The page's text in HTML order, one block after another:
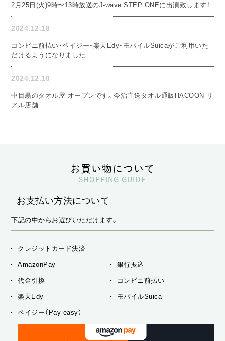
2月25日(火)9時〜13時放送のJ-wave STEP ONEに出演致します！
2024.12.18
コンビニ前払い・ペイジー・楽天Edy・モバイルSuicaがご利用いた
だけるようになりました
2024.12.18
中目黒のタオル屋 オープンです。今治直送タオル通販HACOON リ
アル店舗
お買い物について
SHOPPING GUIDE
お支払い方法について
下記の中からお選びいただけます。
クレジットカード決済
AmazonPay 銀行振込
代金引換 コンビニ前払い
楽天Edy モバイルSuica
ペイジー（Pay-easy）